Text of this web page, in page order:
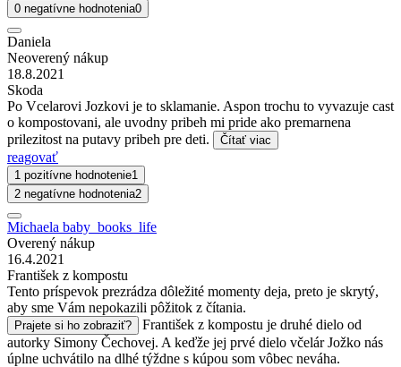
0 negatívne hodnotenia0
Daniela
Neoverený nákup
18.8.2021
Skoda
Po Vcelarovi Jozkovi je to sklamanie. Aspon trochu to vyvazuje cast
o kompostovani, ale uvodny pribeh mi pride ako premarnena
prilezitost na putavy pribeh pre deti.
Čítať viac
reagovať
1 pozitívne hodnotenie1
2 negatívne hodnotenia2
Michaela baby_books_life
Overený nákup
16.4.2021
František z kompostu
Tento príspevok prezrádza dôležité momenty deja, preto je skrytý,
aby sme Vám nepokazili pôžitok z čítania.
Prajete si ho zobraziť?
František z kompostu je druhé dielo od
autorky Simony Čechovej. A keďže jej prvé dielo včelár Jožko nás
úplne uchvátilo na dlhé týždne s kúpou som vôbec neváha.